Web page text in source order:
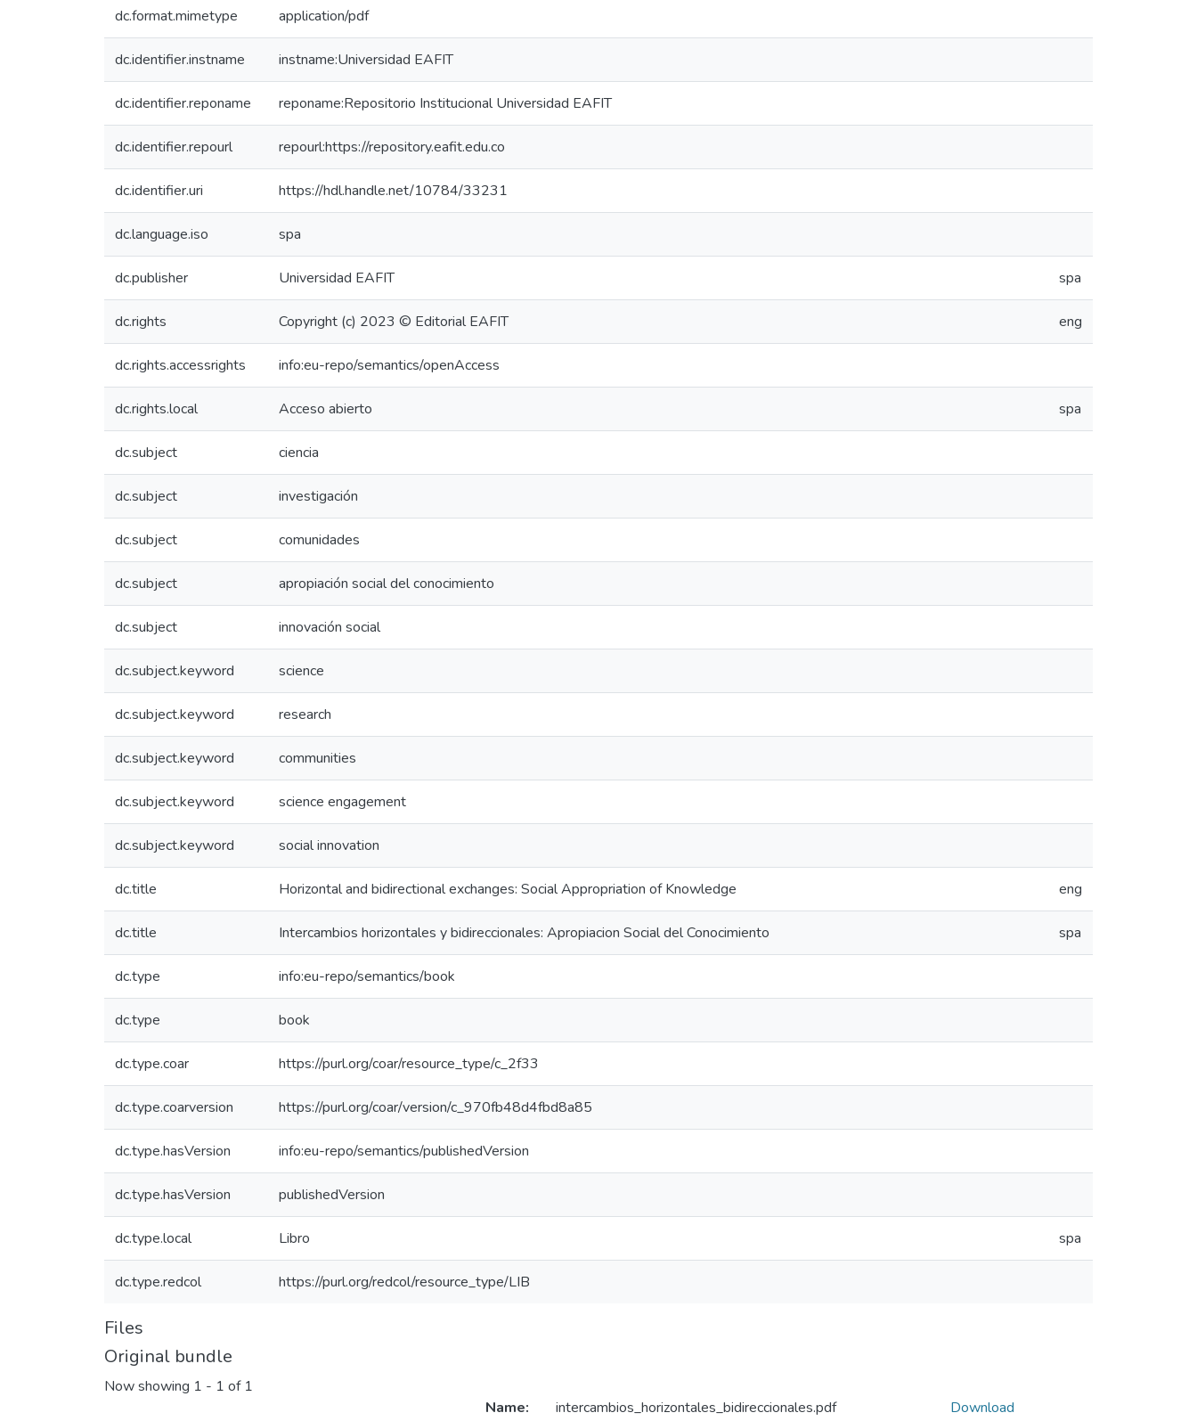
dc.format.mimetype application/pdf
dc.identifier.instname instname:Universidad EAFIT
dc.identifier.reponame reponame:Repositorio Institucional Universidad EAFIT
dc.identifier.repourl repourl:https://repository.eafit.edu.co
dc.identifier.uri https://hdl.handle.net/10784/33231
dc.language.iso spa
dc.publisher Universidad EAFIT spa
dc.rights Copyright (c) 2023 © Editorial EAFIT eng
dc.rights.accessrights info:eu-repo/semantics/openAccess
dc.rights.local Acceso abierto spa
dc.subject ciencia
dc.subject investigación
dc.subject comunidades
dc.subject apropiación social del conocimiento
dc.subject innovación social
dc.subject.keyword science
dc.subject.keyword research
dc.subject.keyword communities
dc.subject.keyword science engagement
dc.subject.keyword social innovation
dc.title Horizontal and bidirectional exchanges: Social Appropriation of Knowledge eng
dc.title Intercambios horizontales y bidireccionales: Apropiacion Social del Conocimiento spa
dc.type info:eu-repo/semantics/book
dc.type book
dc.type.coar https://purl.org/coar/resource_type/c_2f33
dc.type.coarversion https://purl.org/coar/version/c_970fb48d4fbd8a85
dc.type.hasVersion info:eu-repo/semantics/publishedVersion
dc.type.hasVersion publishedVersion
dc.type.local Libro spa
dc.type.redcol https://purl.org/redcol/resource_type/LIB
Files
Original bundle
Now showing 1 - 1 of 1
Name:
intercambios_horizontales_bidireccionales.pdf Download